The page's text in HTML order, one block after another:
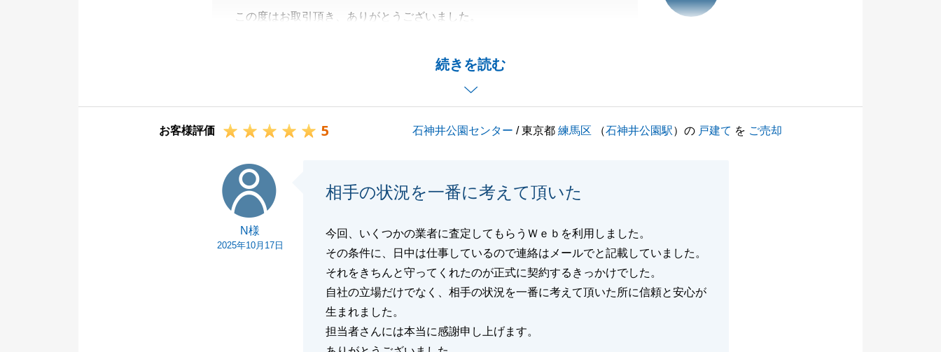
続きを読む
この度はお取引頂き、ありがとうございました。
お取引完了までご協力頂く事が多く大変だったかと思いますが、様々お力を
今後もご協力できることがございましたら、お気軽にご連絡くださいませ。
お客様評価 5 石神井公園センター / 東京都練馬区 （石神井公園駅）の 戸建て を ご売却
N様
2025年10月17日
相手の状況を一番に考えて頂いた
今回、いくつかの業者に査定してもらうＷｅｂを利用しました。
その条件に、日中は仕事しているので連絡はメールでと記載していました。
それをきちんと守ってくれたのが正式に契約するきっかけでした。
自社の立場だけでなく、相手の状況を一番に考えて頂いた所に信頼と安心が
生まれました。
担当者さんには本当に感謝申し上げます。